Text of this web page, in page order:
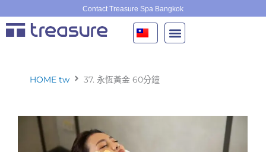
至
主
Contact Treasure Spa Bangkok
HOME tw 37. 永恆黃金 60分鐘